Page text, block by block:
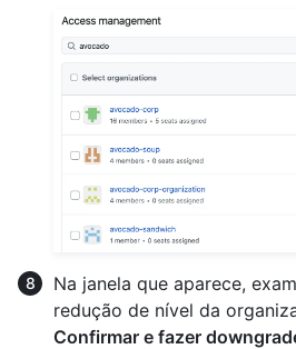
Na janela que aparece,
redução de nível da
Confirmar e fazer